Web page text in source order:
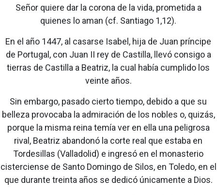
Señor quiere dar la corona de la vida, prometida a
quienes lo aman (cf. Santiago 1,12).
En el año 1447, al casarse Isabel, hija de Juan príncipe
de Portugal, con Juan II rey de Castilla, llevó consigo a
tierras de Castilla a Beatriz, la cual había cumplido los
veinte años.
Sin embargo, pasado cierto tiempo, debido a que su
belleza provocaba la admiración de los nobles o, quizás,
porque la misma reina temía ver en ella una peligrosa
rival, Beatriz abandonó la corte real que estaba en
Tordesillas (Valladolid) e ingresó en el monasterio
cisterciense de Santo Domingo de Silos, en Toledo, en el
que durante treinta años se dedicó únicamente a Dios.